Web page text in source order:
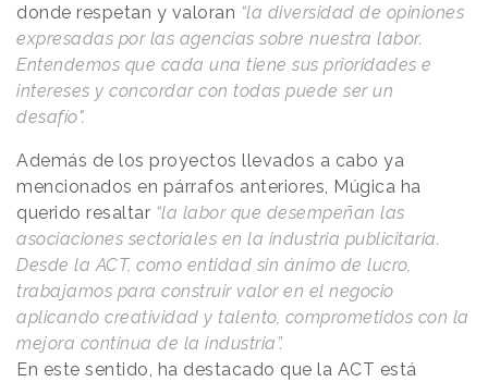
donde respetan y valoran “la diversidad de opiniones
expresadas por las agencias sobre nuestra labor.
Entendemos que cada una tiene sus prioridades e
intereses y concordar con todas puede ser un
desafío".
Además de los proyectos llevados a cabo ya
mencionados en párrafos anteriores, Múgica ha
querido resaltar “la labor que desempeñan las
asociaciones sectoriales en la industria publicitaria.
Desde la ACT, como entidad sin ánimo de lucro,
trabajamos para construir valor en el negocio
aplicando creatividad y talento, comprometidos con la
mejora continua de la industria”.
En este sentido, ha destacado que la ACT está